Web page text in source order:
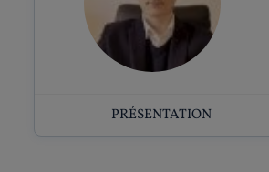
PRÉSENTATION